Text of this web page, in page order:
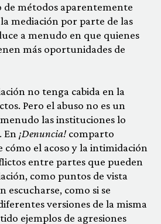
de métodos aparentemente
mediación por parte de las
a menudo en que quienes
más oportunidades de
no tenga cabida en la
Pero el abuso no es un
las instituciones lo
En ¡Denuncia! comparto
cómo el acoso y la intimidación
entre partes que pueden
como puntos de vista
escucharse, como si se
versiones de la misma
ejemplos de agresiones